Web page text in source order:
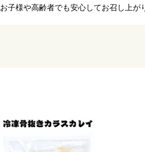
お子様や高齢者でも安心してお召し上が